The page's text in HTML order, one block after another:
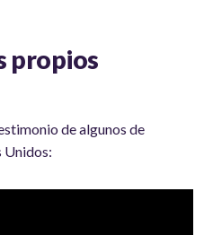
propios
de algunos de
Unidos: